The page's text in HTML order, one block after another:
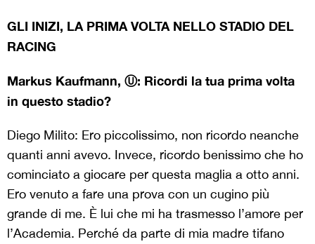
GLI INIZI, LA PRIMA VOLTA NELLO STADIO DEL
RACING
Markus Kaufmann, Ⓤ: Ricordi la tua prima volta
in questo stadio?
Diego Milito: Ero piccolissimo, non ricordo neanche
quanti anni avevo. Invece, ricordo benissimo che ho
cominciato a giocare per questa maglia a otto anni.
Ero venuto a fare una prova con un cugino più
grande di me. È lui che mi ha trasmesso l’amore per
l’Academia. Perché da parte di mia madre tifano